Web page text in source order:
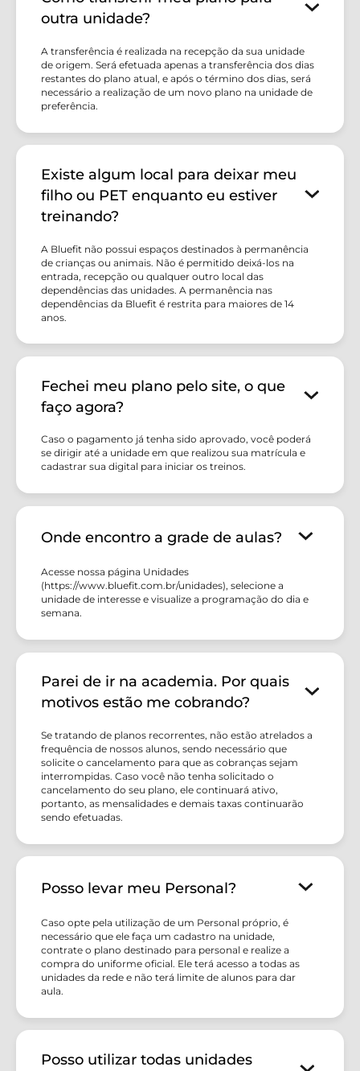
outra unidade?
A transferência é realizada na recepção da sua unidade
de origem. Será efetuada apenas a transferência dos dias
restantes do plano atual, e após o término dos dias, será
necessário a realização de um novo plano na unidade de
preferência.
Existe algum local para deixar meu
filho ou PET enquanto eu estiver
treinando?
A Bluefit não possui espaços destinados à permanência
de crianças ou animais. Não é permitido deixá-los na
entrada, recepção ou qualquer outro local das
dependências das unidades. A permanência nas
dependências da Bluefit é restrita para maiores de 14
anos.
Fechei meu plano pelo site, o que
faço agora?
Caso o pagamento já tenha sido aprovado, você poderá
se dirigir até a unidade em que realizou sua matrícula e
cadastrar sua digital para iniciar os treinos.
Onde encontro a grade de aulas?
Acesse nossa página Unidades
(https://www.bluefit.com.br/unidades), selecione a
unidade de interesse e visualize a programação do dia e
semana.
Parei de ir na academia. Por quais
motivos estão me cobrando?
Se tratando de planos recorrentes, não estão atrelados a
frequência de nossos alunos, sendo necessário que
solicite o cancelamento para que as cobranças sejam
interrompidas. Caso você não tenha solicitado o
cancelamento do seu plano, ele continuará ativo,
portanto, as mensalidades e demais taxas continuarão
sendo efetuadas.
Posso levar meu Personal?
Caso opte pela utilização de um Personal próprio, é
necessário que ele faça um cadastro na unidade,
contrate o plano destinado para personal e realize a
compra do uniforme oficial. Ele terá acesso a todas as
unidades da rede e não terá limite de alunos para dar
aula.
Posso utilizar todas unidades